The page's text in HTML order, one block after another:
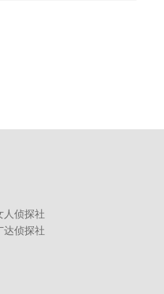
人侦探社
达侦探社